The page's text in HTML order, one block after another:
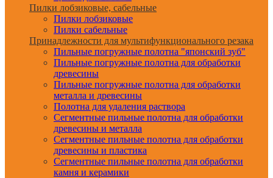
Пилки лобзиковые, сабельные
Пилки лобзиковые
Пилки сабельные
Принадлежности для мультифункционального резака
Пильные погружные полотна "японский зуб"
Пильные погружные полотна для обработки
древесины
Пильные погружные полотна для обработки
металла и древесины
Полотна для удаления раствора
Сегментные пильные полотна для обработки
древесины и металла
Сегментные пильные полотна для обработки
древесины и пластика
Сегментные пильные полотна для обработки
камня и керамики